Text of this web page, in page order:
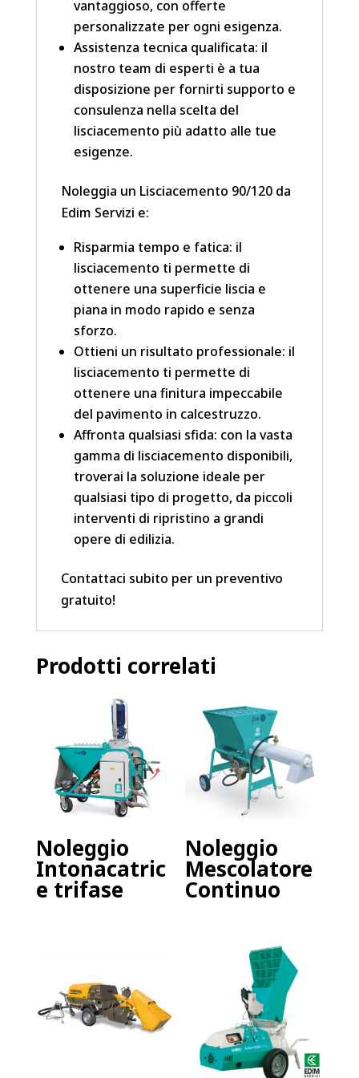
vantaggioso, con offerte
personalizzate per ogni esigenza.
Assistenza tecnica qualificata: il
nostro team di esperti è a tua
disposizione per fornirti supporto e
consulenza nella scelta del
lisciacemento più adatto alle tue
esigenze.
Noleggia un Lisciacemento 90/120 da
Edim Servizi e:
Risparmia tempo e fatica: il
lisciacemento ti permette di
ottenere una superficie liscia e
piana in modo rapido e senza
sforzo.
Ottieni un risultato professionale: il
lisciacemento ti permette di
ottenere una finitura impeccabile
del pavimento in calcestruzzo.
Affronta qualsiasi sfida: con la vasta
gamma di lisciacemento disponibili,
troverai la soluzione ideale per
qualsiasi tipo di progetto, da piccoli
interventi di ripristino a grandi
opere di edilizia.
Contattaci subito per un preventivo
gratuito!
Prodotti correlati
Noleggio
Intonacatric
e trifase
Noleggio
Mescolatore
Continuo